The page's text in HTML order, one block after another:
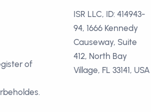
of
ISR LLC, ID: 414943-
94, 1666 Kennedy
Causeway, Suite
412, North Bay
Village, FL 33141, USA